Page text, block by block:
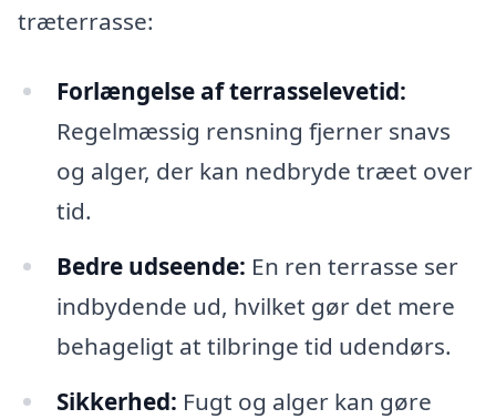
træterrasse:
Forlængelse af terrasselevetid:
Regelmæssig rensning fjerner snavs
og alger, der kan nedbryde træet over
tid.
Bedre udseende: En ren terrasse ser
indbydende ud, hvilket gør det mere
behageligt at tilbringe tid udendørs.
Sikkerhed: Fugt og alger kan gøre